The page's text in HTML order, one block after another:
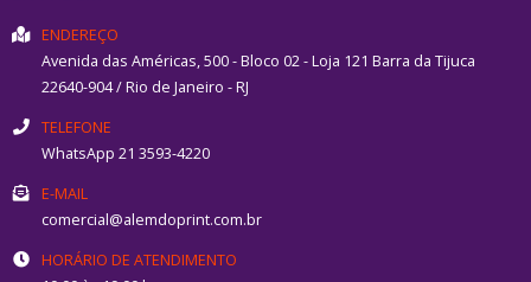
ENDEREÇO
Avenida das Américas, 500 - Bloco 02 - Loja 121 Barra da Tijuca
22640-904/Rio de Janeiro - RJ
TELEFONE
WhatsApp 21 3593-4220
E-MAIL
comercial@alemdoprint.com.br
HORÁRIO DE ATENDIMENTO